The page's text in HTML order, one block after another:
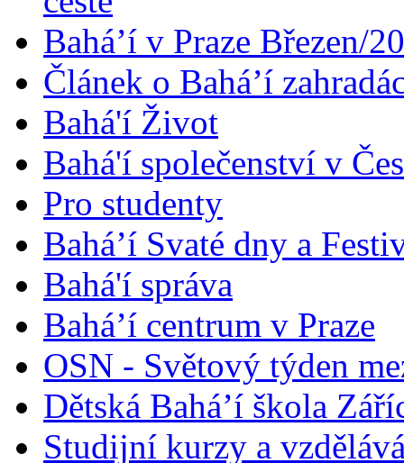
Bahá’í v Praze Březen/
Článek o Bahá’í
Bahá'í Život
Bahá'í společenství v
Pro studenty
Bahá’í Svaté dny a
Bahá'í správa
Bahá’í centrum v Praze
OSN - Světový týden
Dětská Bahá’í škola
Studijní kurzy a